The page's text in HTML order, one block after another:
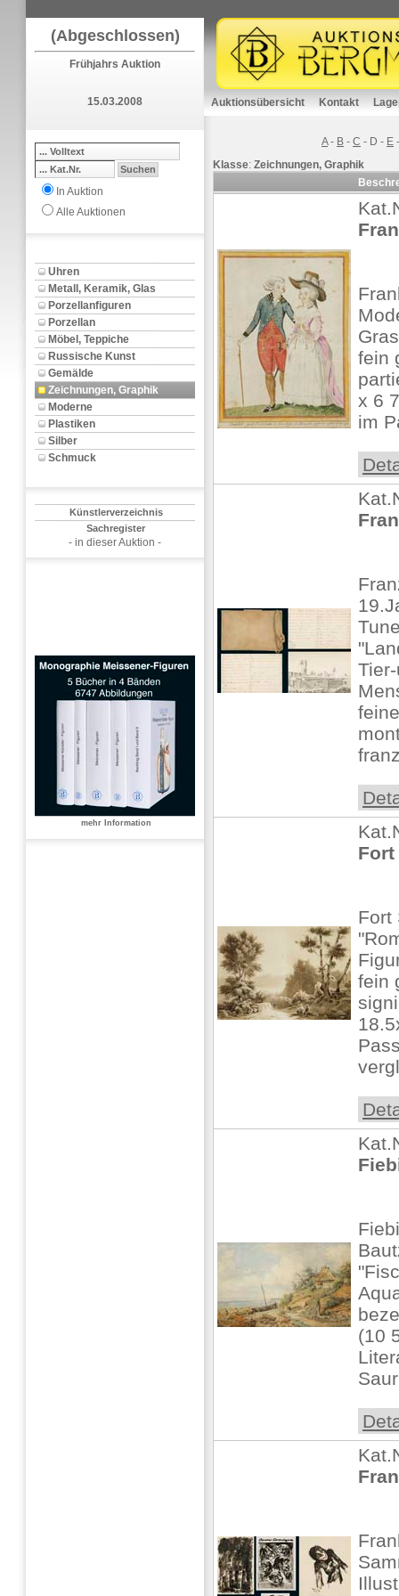
(Abgeschlossen)
Frühjahrs Auktion
15.03.2008
In Auktion
Alle Auktionen
Uhren
Metall, Keramik, Glas
Porzellanfiguren
Porzellan
Möbel, Teppiche
Russische Kunst
Gemälde
Zeichnungen, Graphik
Moderne
Plastiken
Silber
Schmuck
Künstlerverzeichnis
Sachregister
- in dieser Auktion -
mehr Information
Auktionsübersicht Kontakt
A- B - C - D - E
Klasse: Zeichnungen, Graphik
fein
x 6
im
Fort
Fort
fein
(10